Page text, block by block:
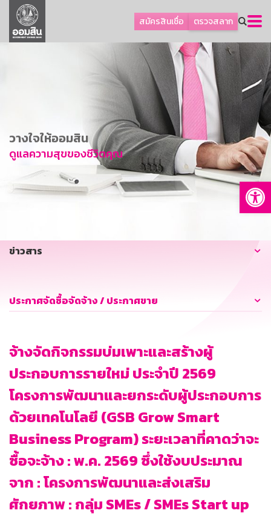
สมัครสินเชื่อ ตรวจสลาก
ลูกค้าธุรกิจ
ลูกค้าผู้ประกอบรายย่อย
การพัฒนาที่ยั่งยืน
ข่าวสาร
บริการทางการเงิน
อื่นๆ
วางใจให้ออมสิน
ดูแลความสุขของชีวิตคุณ
ข่าวสาร
ประกาศจัดซื้อจัดจ้าง / ประกาศขาย
จ้างจัดกิจกรรมบ่มเพาะและสร้างผู้
ประกอบการรายใหม่ ประจำปี 2569
โครงการพัฒนาและยกระดับผู้ประกอบการ
ด้วยเทคโนโลยี (GSB Grow Smart
Business Program) ระยะเวลาที่คาดว่าจะ
ซื้อจะจ้าง : พ.ค. 2569 ซึ่งใช้งบประมาณ
จาก : โครงการพัฒนาและส่งเสริม
ศักยภาพ : กลุ่ม SMEs / SMEs Start up